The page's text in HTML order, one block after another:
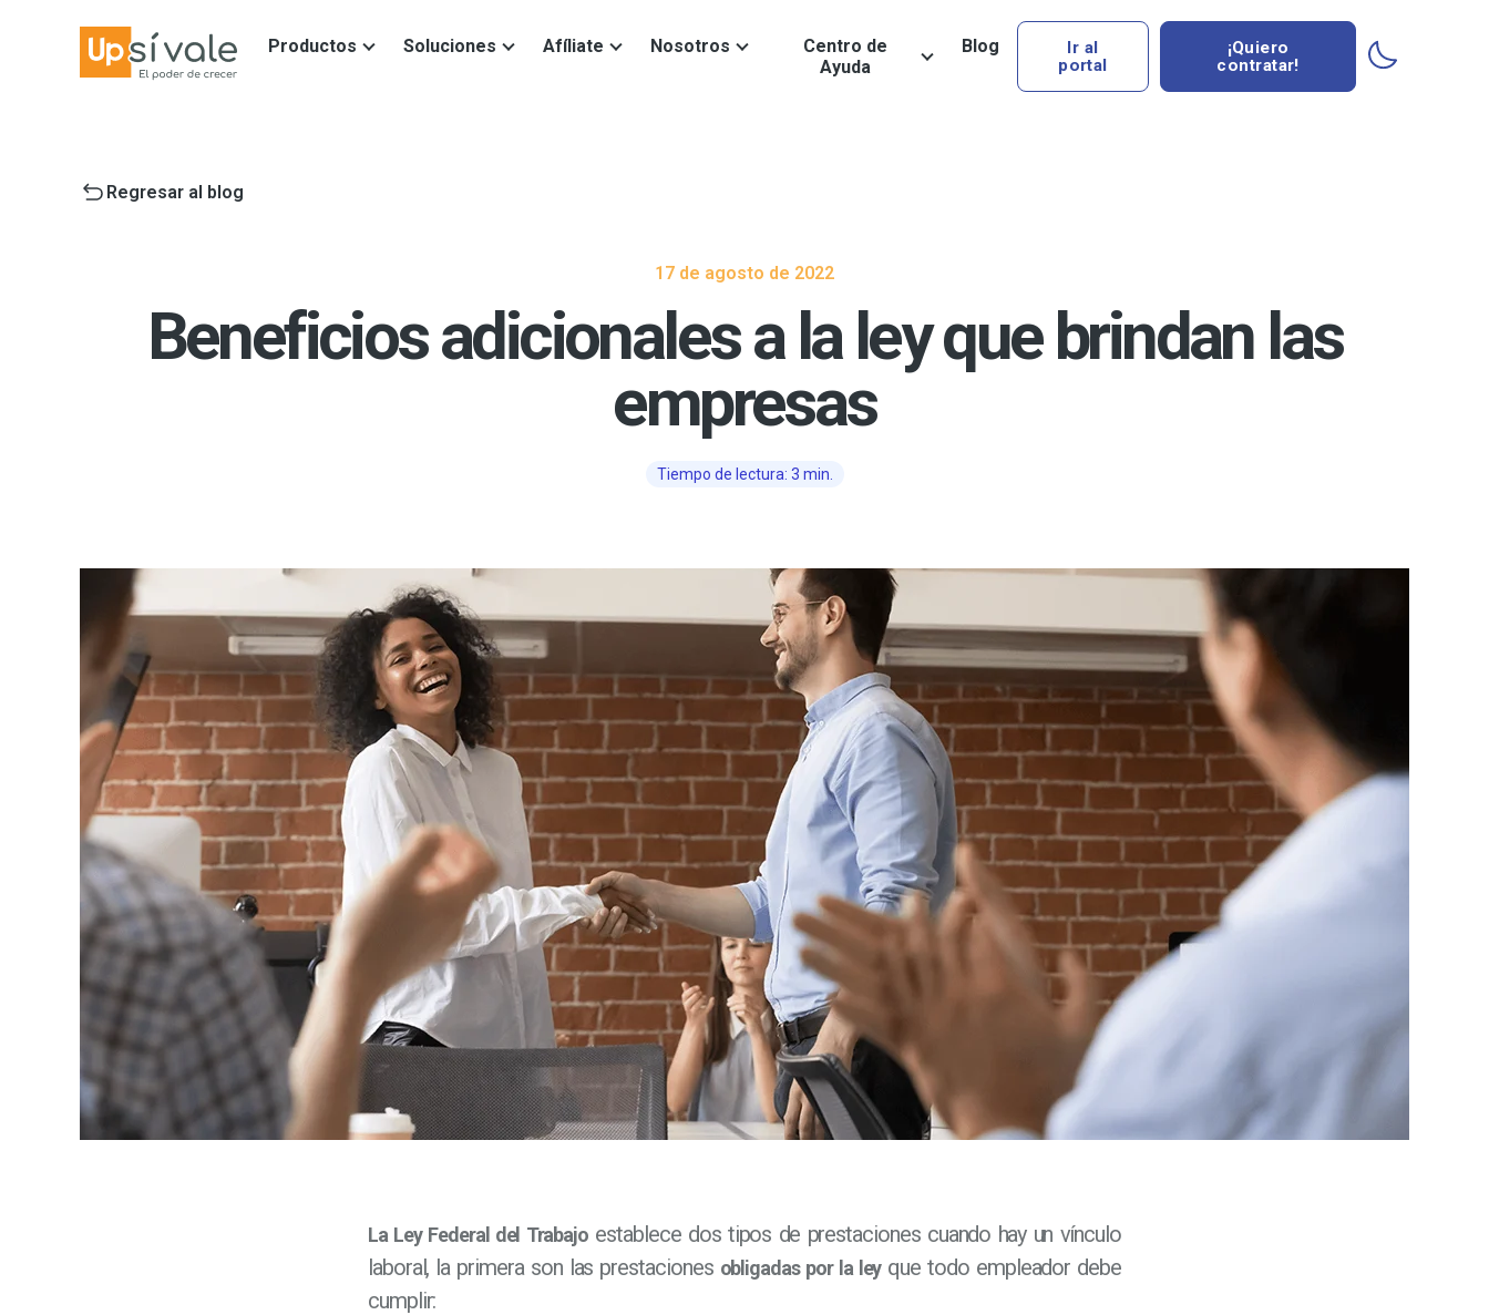
Productos Soluciones Afíliate Nosotros
Centro de
Ayuda
Blog
Ir al
portal
¡Quiero
contratar!
Regresar al blog
17 de agosto de 2022
Beneficios adicionales a la ley que brindan las
empresas
Tiempo de lectura: 3 min.
La Ley Federal del Trabajo establece dos tipos de prestaciones cuando hay un vínculo
laboral, la primera son las prestaciones obligadas por la leyque todo empleador debe
cumplir: